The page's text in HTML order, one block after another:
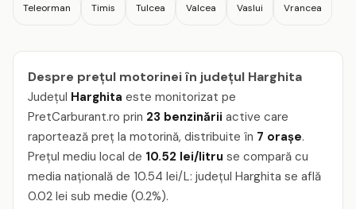
Teleorman Timis Tulcea Valcea Vaslui Vrancea
Despre prețul motorinei în județul Harghita
Județul Harghita este monitorizat pe
PretCarburant.ro prin 23 benzinării active care
raportează preț la motorină, distribuite în 7 orașe.
Prețul mediu local de 10.52 lei/litru se compară cu
media națională de 10.54 lei/L: județul Harghita se află
0.02 lei sub medie (0.2%).